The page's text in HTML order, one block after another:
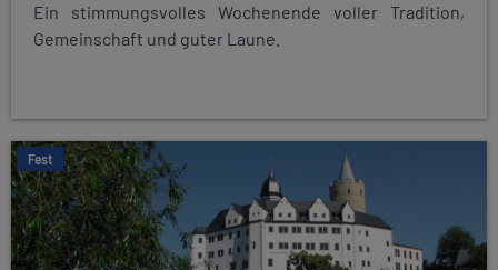
Ein stimmungsvolles Wochenende voller Tradition,
Gemeinschaft und guter Laune.
Fest